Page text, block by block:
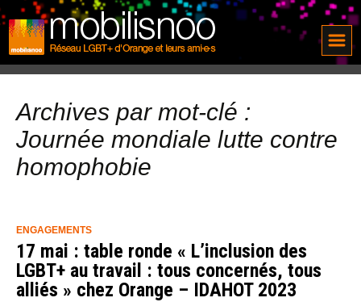
Archives par mot-clé :
Journée mondiale lutte contre
homophobie
ENGAGEMENTS
17 mai : table ronde « L’inclusion des
LGBT+ au travail : tous concernés, tous
alliés » chez Orange – IDAHOT 2023